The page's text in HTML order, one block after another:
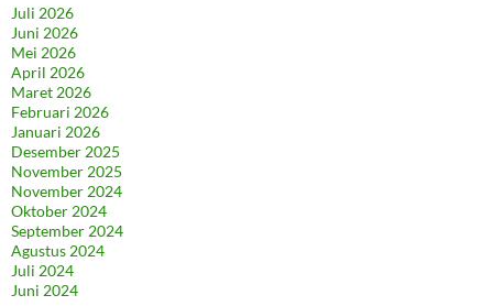
Juli 2026
Juni 2026
Mei 2026
April 2026
Maret 2026
Februari 2026
Januari 2026
Desember 2025
November 2025
November 2024
Oktober 2024
September 2024
Agustus 2024
Juli 2024
Juni 2024